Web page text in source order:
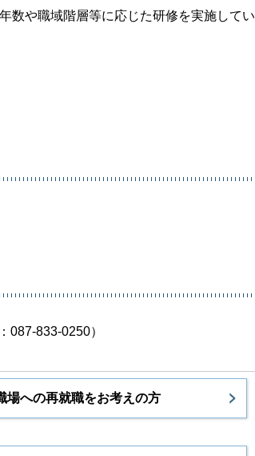
数や職域階層等に応じた研修を実施してい
087-833-0250）
場への再就職をお考えの方